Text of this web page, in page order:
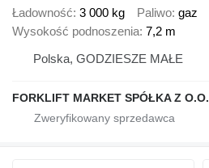
Ładowność 3 000 kg Paliwo gaz
Wysokość podnoszenia 7,2 m
Polska, GODZIESZE MAŁE
FORKLIFT MARKET SPÓŁKA Z O.O.